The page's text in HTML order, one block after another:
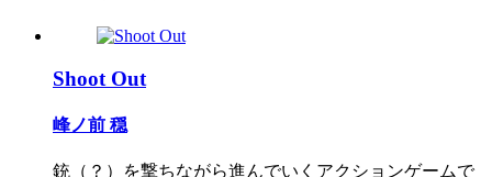
Shoot Out
峰ノ前 穏
銃（？）を撃ちながら進んでいくアクションゲームで